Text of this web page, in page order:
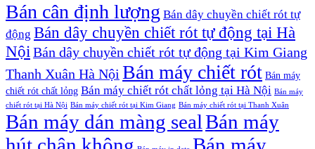
Bán cân định lượng Bán dây chuyền chiết rót tự
động Bán dây chuyền chiết rót tự động tại Hà
Nội Bán dây chuyền chiết rót tự động tại Kim Giang
Thanh Xuân Hà Nội Bán máy chiết rót Bán máy
chiết rót chất lỏng Bán máy chiết rót chất lỏng tại Hà Nội Bán máy
chiết rót tại Hà Nội Bán máy chiết rót tại Kim Giang Bán máy chiết rót tại Thanh Xuân
Bán máy dán màng sealBán máy